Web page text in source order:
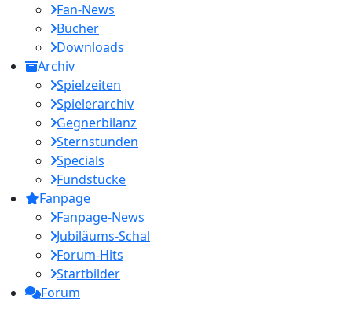
Fan-News
Bücher
Downloads
Archiv
Spielzeiten
Spielerarchiv
Gegnerbilanz
Sternstunden
Specials
Fundstücke
Fanpage
Fanpage-News
Jubiläums-Schal
Forum-Hits
Startbilder
Forum